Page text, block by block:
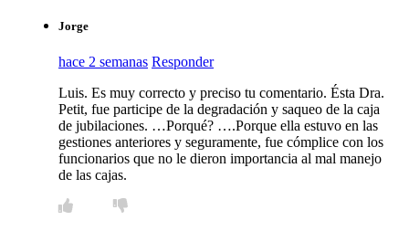
Jorge
hace 2 semanas Responder
Luis. Es muy correcto y preciso tu comentario. Ésta Dra.
Petit, fue participe de la degradación y saqueo de la caja
de jubilaciones. …Porqué? ….Porque ella estuvo en las
gestiones anteriores y seguramente, fue cómplice con los
funcionarios que no le dieron importancia al mal manejo
de las cajas.